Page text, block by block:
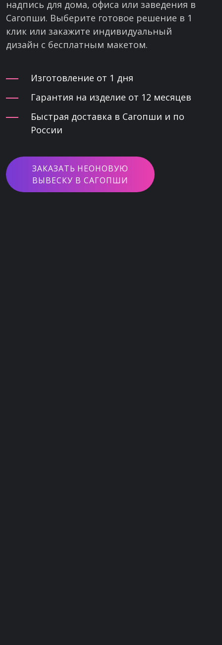
надпись для дома, офиса или заведения в
Сагопши. Выберите готовое решение в 1
клик или закажите индивидуальный
дизайн с бесплатным макетом.
Изготовление от 1 дня
Гарантия на изделие от 12 месяцев
Быстрая доставка в Сагопши и по
России
ЗАКАЗАТЬ НЕОНОВУЮ
ВЫВЕСКУ В САГОПШИ